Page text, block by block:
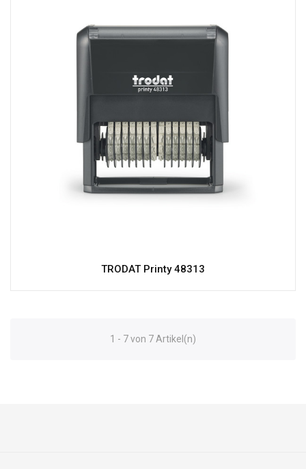
TRODAT Printy 48313
1 - 7 von 7 Artikel(n)